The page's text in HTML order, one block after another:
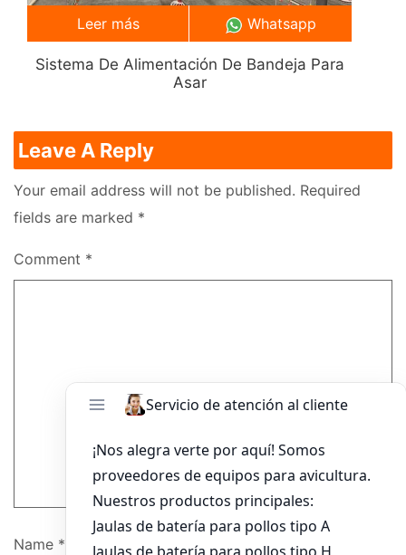
Sistema De Alimentación De Bandeja Para
Asar
Leer más Whatsapp
Leave A Reply
Your email address will not be published. Required
fields are marked *
Comment *
Name *